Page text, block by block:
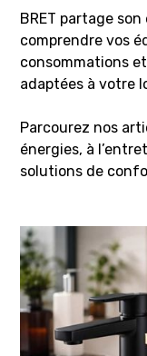
BRET partage
comprendre vos
consommations
adaptées à votre
Parcourez nos
énergies, à
solutions de